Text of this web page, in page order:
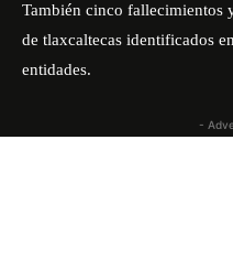
También cinco fallecimientos
de tlaxcaltecas identificados
entidades.
-